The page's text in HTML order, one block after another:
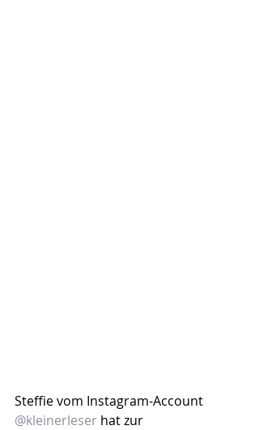
Steffie vom Instagram-Account
@kleinerleser hat zur